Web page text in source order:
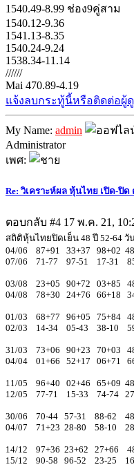
1540.49-8.99 ช่อง9คู่สาม
1540.12-9.36
1541.13-8.35
1540.24-9.24
1538.34-11.14
//////
Mai 470.89-4.19
แจ้งลบกระทู้นี้หรือติดต่อผู้
My Name: admin
Administrator
เพศ:
Re: วิเคราะห์ผล หุ้นไทย เปิด-ปิ
ตอบกลับ #4 17 พ.ค. 21,
สถิติหุ้นไทยปิดเย็น 48 ปี 52-64 วั
04/06 87+91 33+37 98+02
07/06 71-77 97-51 17-31
03/08 23+05 90+72 03+85
04/08 78+30 24+76 66+18
01/03 68+77 96+05 75+84
02/03 14-34 05-43 38-10
31/03 73+06 90+23 70+03
04/04 01+66 52+17 06+71
11/05 96+40 02+46 65+09
12/05 77-71 15-33 74-74
30/06 70-44 57-31 88-62
04/07 71+23 28-80 58-10
14/12 97+36 23+62 27+66
15/12 90-58 96-52 23-25